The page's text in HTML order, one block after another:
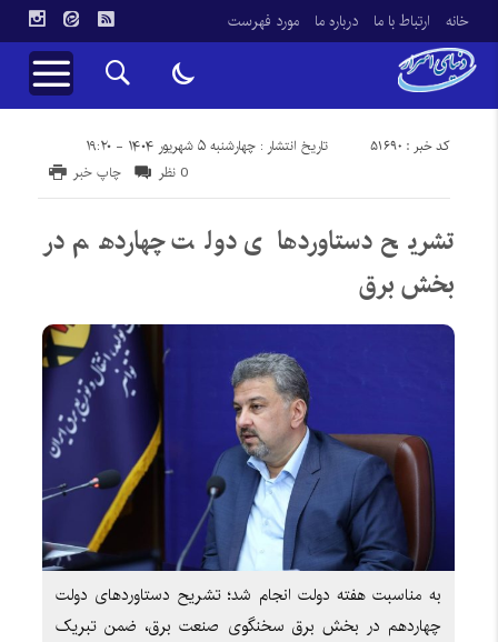
خانه ارتباط با ما درباره ما مورد فهرست
تاریخ انتشار : چهارشنبه ۵ شهریور ۱۴۰۴ - ۱۹:۲۰ کد خبر : 51690
چاپ خبر 0 نظر
تشریح دستاوردهای دولت چهاردهم در
بخش برق
به مناسبت هفته دولت انجام شد؛ تشریح دستاوردهای دولت
چهاردهم در بخش برق سخنگوی صنعت برق، ضمن تبریک